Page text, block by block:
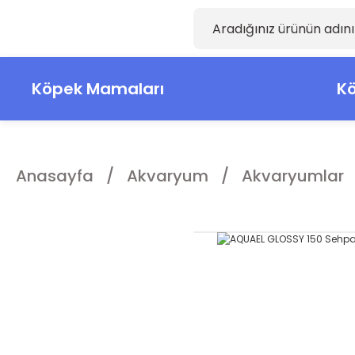
Köpek Mamaları
Anasayfa Akvaryum Akvaryumlar